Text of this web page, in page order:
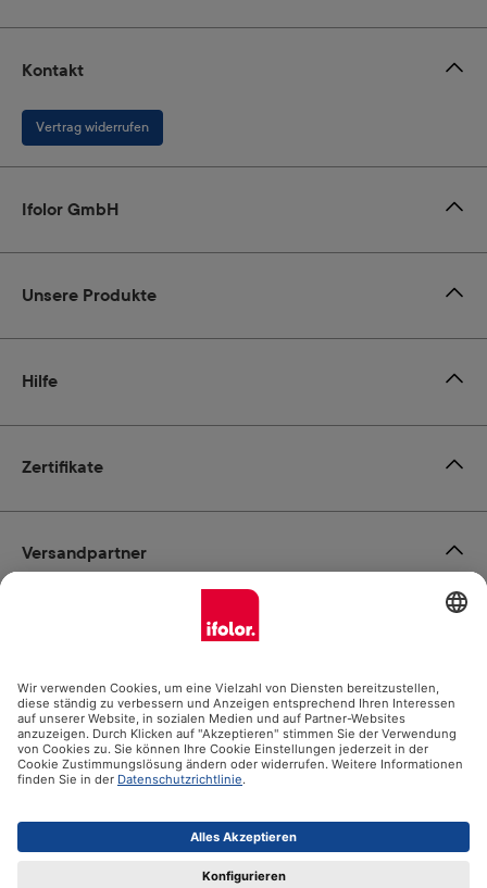
Zertifikate
Kontakt
Vertrag widerrufen
Ifolor GmbH
Unsere Produkte
Hilfe
Zahlungsmöglichkeiten
Social Media
Versandpartner
Alle Preise inkl. gesetzl. Mehrwertsteuer zzgl.
und ggf. Nachnahmegebühren, wenn nicht anders angegeben.